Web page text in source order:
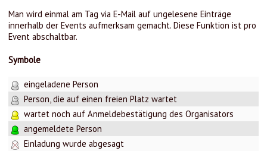
Man wird einmal am Tag via E-Mail auf ungelesene Einträge
innerhalb der Events aufmerksam gemacht. Diese Funktion ist pro
Event abschaltbar.
Symbole
eingeladene Person
Person, die auf einen freien Platz wartet
wartet noch auf Anmeldebestätigung des Organisators
angemeldete Person
Einladung wurde abgesagt